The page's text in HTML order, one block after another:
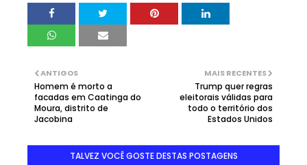
MAIS RECENTES
Trump quer regras
eleitorais válidas para
todo o território dos
Estados Unidos
ANTIGOS
Homem é morto a
facadas em Caatinga do
Moura, distrito de
Jacobina
TALVEZ VOCÊ GOSTE DESTAS POSTAGENS